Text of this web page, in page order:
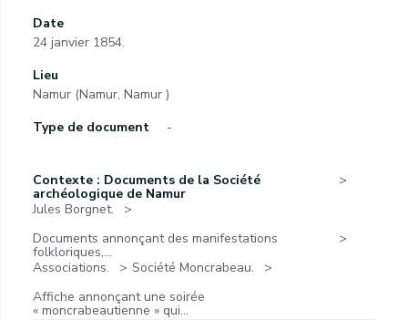
Date
24 janvier 1854.
Lieu
Namur (Namur, Namur )
Type de document
-
Contexte : Documents de la Société
archéologique de Namur
Jules Borgnet.
Documents annonçant des manifestations
folkloriques,...
Associations.
Société Moncrabeau.
Affiche annonçant une soirée
« moncrabeautienne » qui...